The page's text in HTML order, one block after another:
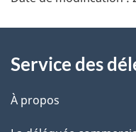
Service des
À propos